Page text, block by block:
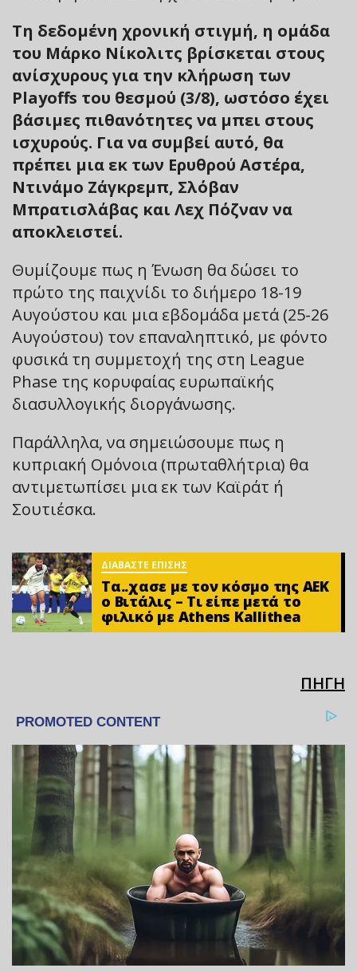
Τη δεδομένη χρονική στιγμή, η ομάδα
του Μάρκο Νίκολιτς βρίσκεται στους
ανίσχυρους για την κλήρωση των
Playoffs του θεσμού (3/8), ωστόσο έχει
βάσιμες πιθανότητες να μπει στους
ισχυρούς. Για να συμβεί αυτό, θα
πρέπει μια εκ των Ερυθρού Αστέρα,
Ντινάμο Ζάγκρεμπ, Σλόβαν
Μπρατισλάβας και Λεχ Πόζναν να
αποκλειστεί.
Θυμίζουμε πως η Ένωση θα δώσει το
πρώτο της παιχνίδι το διήμερο 18-19
Αυγούστου και μια εβδομάδα μετά (25-26
Αυγούστου) τον επαναληπτικό, με φόντο
φυσικά τη συμμετοχή της στη League
Phase της κορυφαίας ευρωπαϊκής
διασυλλογικής διοργάνωσης.
Παράλληλα, να σημειώσουμε πως η
κυπριακή Ομόνοια (πρωταθλήτρια) θα
αντιμετωπίσει μια εκ των Καϊράτ ή
Σουτιέσκα.
ΔΙΑΒΑΣΤΕ ΕΠΙΣΗΣ
Τα..χασε με τον κόσμο της ΑΕΚ
ο Βιτάλις – Τι είπε μετά το
φιλικό με Athens Kallithea
ΠΗΓΗ